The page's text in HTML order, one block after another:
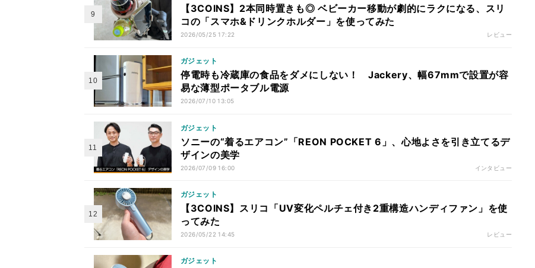
【3COINS】2本同時置きも◎ ベビーカー移動が劇的にラクになる、スリ
コの「スマホ&ドリンクホルダー」を使ってみた
2026/05/25 17:22 レビュー
ガジェット
停電時も冷蔵庫の食品をダメにしない！ Jackery、幅67mmで設置が容
易な薄型ポータブル電源
2026/07/10 13:05
ガジェット
ソニーの“着るエアコン”「REON POCKET 6」、心地よさを引き立てるデ
ザインの美学
2026/07/09 16:00 インタビュー
ガジェット
【3COINS】スリコ「UV変化ペルチェ付き2重構造ハンディファン」を使
ってみた
2026/05/22 14:45 レビュー
ガジェット